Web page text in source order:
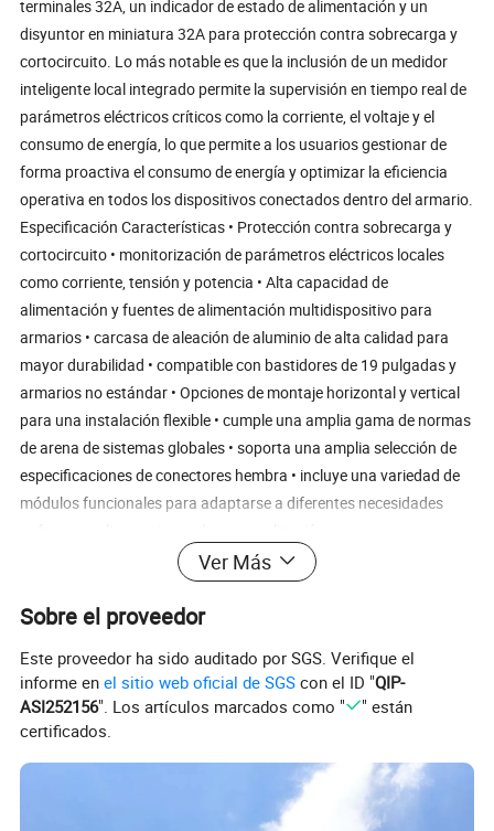
terminales 32A, un indicador de estado de alimentación y un
disyuntor en miniatura 32A para protección contra sobrecarga y
cortocircuito. Lo más notable es que la inclusión de un medidor
inteligente local integrado permite la supervisión en tiempo real de
parámetros eléctricos críticos como la corriente, el voltaje y el
consumo de energía, lo que permite a los usuarios gestionar de
forma proactiva el consumo de energía y optimizar la eficiencia
operativa en todos los dispositivos conectados dentro del armario.
Especificación Características • Protección contra sobrecarga y
cortocircuito • monitorización de parámetros eléctricos locales
como corriente, tensión y potencia • Alta capacidad de
alimentación y fuentes de alimentación multidispositivo para
armarios • carcasa de aleación de aluminio de alta calidad para
mayor durabilidad • compatible con bastidores de 19 pulgadas y
armarios no estándar • Opciones de montaje horizontal y vertical
para una instalación flexible • cumple una amplia gama de normas
de arena de sistemas globales • soporta una amplia selección de
especificaciones de conectores hembra • incluye una variedad de
módulos funcionales para adaptarse a diferentes necesidades
configuraciones personalizadas • Soluciones de alimentación de
montaje en bastidor rentables y fiables Aplicaciones • Data Center
• Sala de ordenadores • Sala de control • concentrador de
Ocupación de rack
0U
Tensión de trabajo
Potencia de carga máxima
8,0kW
Ver Más
Sobre el proveedor
Este proveedor ha sido auditado por SGS. Verifique el
informe enel sitio web oficial de SGS con el ID "QIP-
ASI252156". Los artículos marcados como "
" están
certificados.